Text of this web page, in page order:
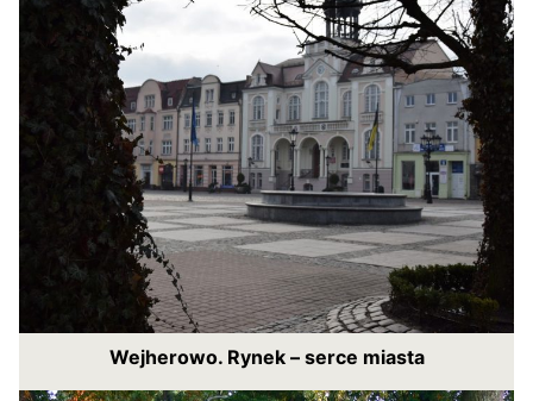
Wejherowo. Rynek – serce miasta